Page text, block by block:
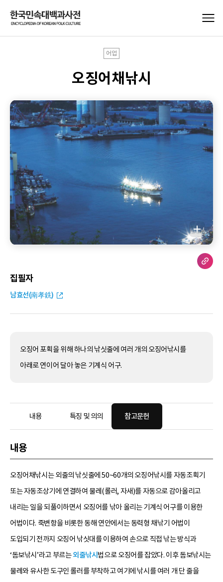
어업
오징어채낚시
집필자
남효선(南孝銑)
오징어 포획을 위해 하나의 낚싯줄에 여러 개의 오징어낚시를
아래로 연이어 달아 놓은 기계식 어구.
내용 특징 및 의의 참고문헌
내용
오징어채낚시는 외줄의 낚싯줄에 50~60개의 오징어낚시를 자동조획기
또는 자동조상기에 연결하여 물레(롤러, 자새)를 자동으로 감아올리고
내리는 일을 되풀이하면서 오징어를 낚아 올리는 기계식 어구를 이용한
어법이다. 죽변항을 비롯한 동해 연안에서는 동력형 채낚기 어법이
도입되기 전까지 오징어 낚싯대를 이용하여 손으로 직접 낚는 방식과
‘돔보낚시’라고 부르는외줄낚시 법으로 오징어를 잡았다. 이후 돔보낚시는
물레와 유사한 도구인 롤러를 부착하고 여기에 낚시를 여러 개 단 줄을